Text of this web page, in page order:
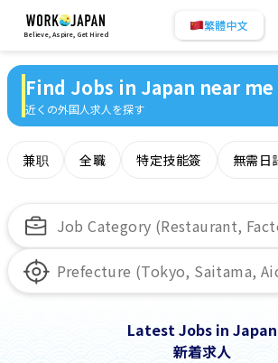
Believe, Aspire, Get Hired
繁體中文
Find Jobs in Japan near me
近くの外国人求人を探す
兼职 全職 特定技能簽 無需日
Latest Jobs in Japan
新着求人